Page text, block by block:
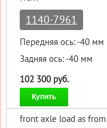
1140-7961
Передняя ось: -40 мм
Задняя ось: -40 мм
102 300 руб.
Купить
front axle load as